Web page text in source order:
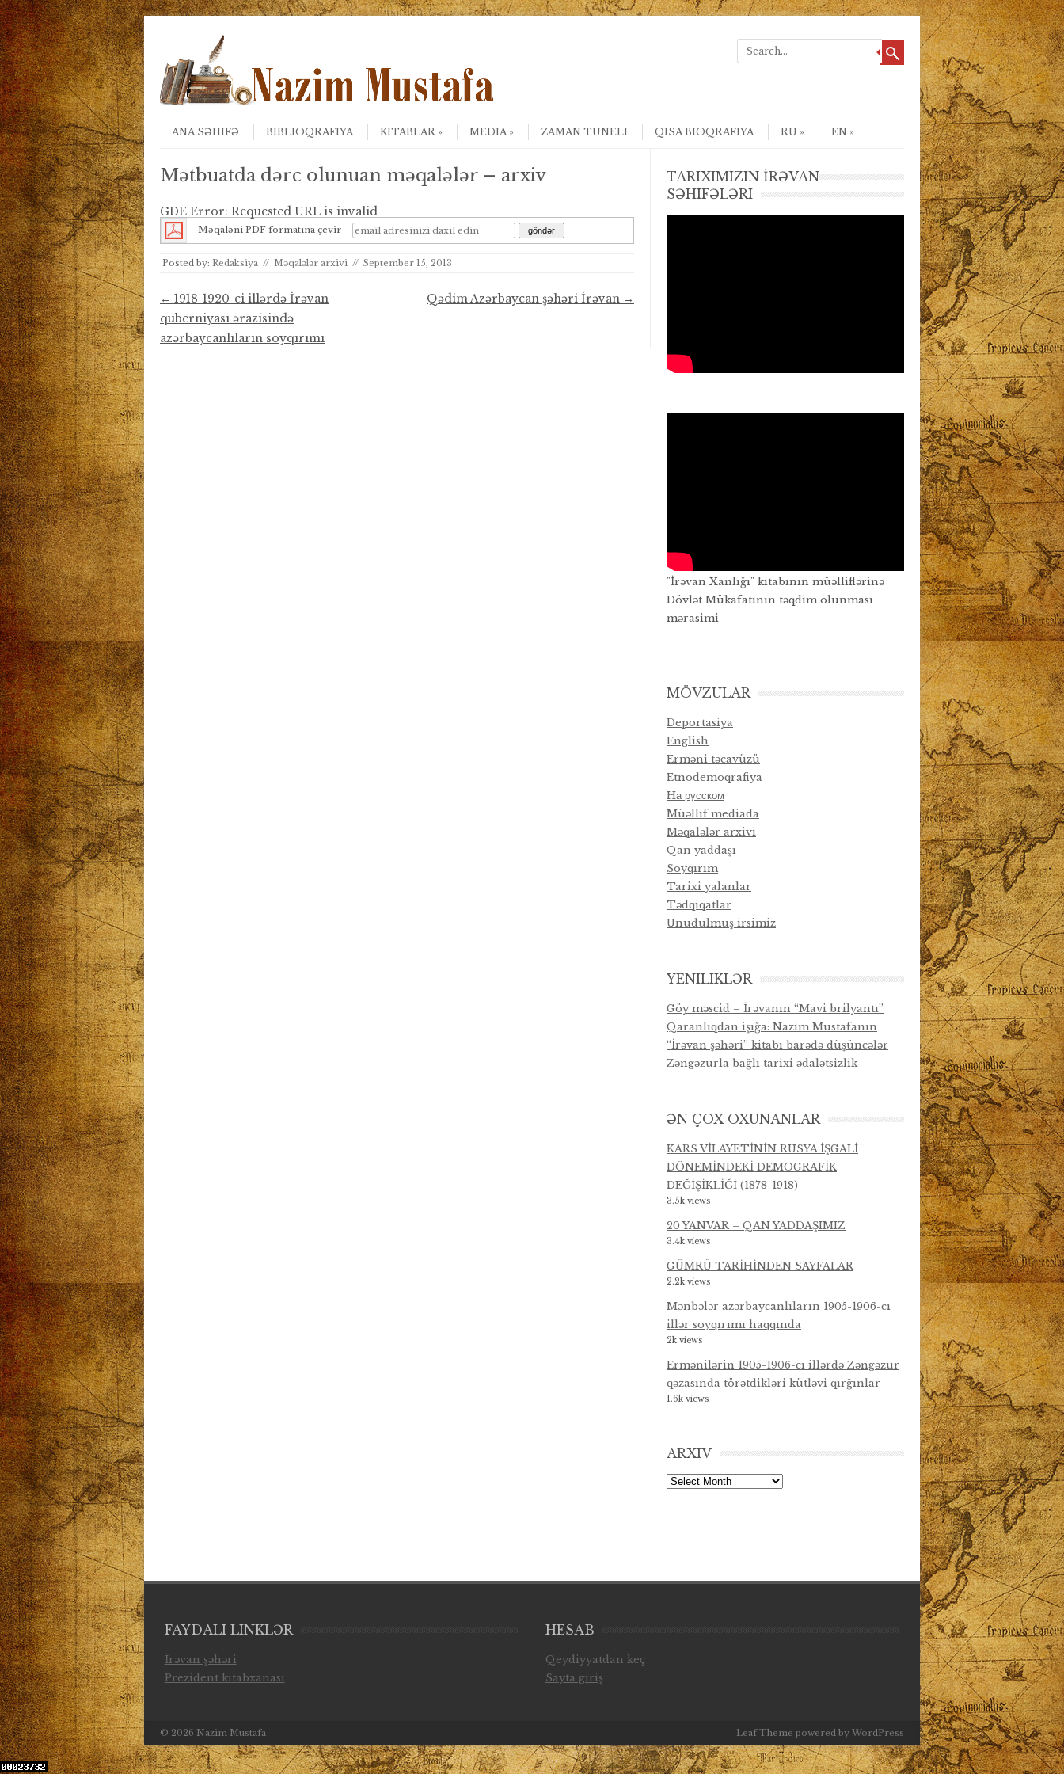
Menu
ANA SƏHIFƏ BIBLIOQRAFIYA KITABLAR MEDIA ZAMAN TUNELI QISA BIOQRAFIYA RU EN
Mətbuatda dərc olunuan məqalələr – arxiv
GDE Error: Requested URL is invalid
Məqaləni PDF formatına çevir
Posted by: Redaksiya // Məqalələr arxivi // September 15, 2013
Post navigation
← 1918-1920-ci illərdə İrəvan
quberniyası ərazisində
azərbaycanlıların soyqırımı
Qədim Azərbaycan şəhəri İrəvan →
TARIXIMIZIN İRƏVAN
SƏHIFƏLƏRI
"İrəvan Xanlığı" kitabının müəlliflərinə
Dövlət Mükafatının təqdim olunması
mərasimi
MÖVZULAR
Deportasiya
English
Erməni təcavüzü
Etnodemoqrafiya
Hа русском
Müəllif mediada
Məqalələr arxivi
Qan yaddaşı
Soyqırım
Tarixi yalanlar
Tədqiqatlar
Unudulmuş irsimiz
YENILIKLƏR
Göy məscid – İrəvanın “Mavi brilyantı”
Qaranlıqdan işığa: Nazim Mustafanın
“İrəvan şəhəri” kitabı barədə düşüncələr
Zəngəzurla bağlı tarixi ədalətsizlik
ƏN ÇOX OXUNANLAR
KARS VİLAYETİNİN RUSYA İŞGALİ
DÖNEMİNDEKİ DEMOGRAFİK
DEĞİŞİKLİĞİ (1878-1918)
3.5k views
20 YANVAR – QAN YADDAŞIMIZ
3.4k views
GÜMRÜ TARİHİNDEN SAYFALAR
2.2k views
Mənbələr azərbaycanlıların 1905-1906-cı
illər soyqırımı haqqında
2k views
Ermənilərin 1905-1906-cı illərdə Zəngəzur
qəzasında törətdikləri kütləvi qırğınlar
1.6k views
ARXIV
Arxiv
FAYDALI LINKLƏR
İrəvan şəhəri
Prezident kitabxanası
HESAB
Qeydiyyatdan keç
Sayta giriş
© 2026 Nazim Mustafa Leaf Theme powered by WordPress